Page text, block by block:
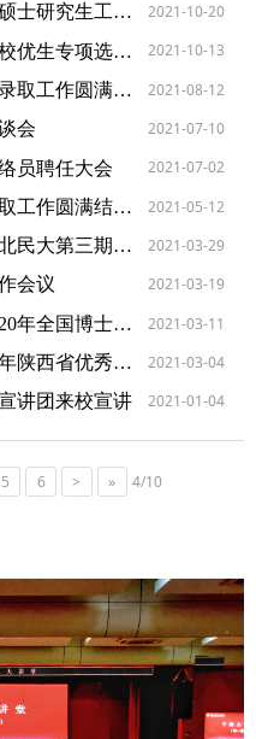
我校2022年接收推荐免试攻读硕士研究生工作圆满结束
2021-10-20
江苏法院宣讲团来我校进行名校优生专项选调政策宣讲
2021-10-13
西北政法大学2021年本科招生录取工作圆满结束
2021-08-12
会
2021-07-10
员聘任大会
2021-07-02
我校2021年硕士研究生复试录取工作圆满结束 生源质量显著提升
2021-05-12
校史馆走访校史亲历者——西北民大第三期学员马笃信
2021-03-29
会议
2021-03-19
我校法学博士后流动站获评2020年全国博士后工作综合评估良好等次
2021-03-11
我校博士生学位论文获评2020年陕西省优秀博士学位论文
2021-03-04
讲团来校宣讲
2021-01-04
5 6 > » 4/10